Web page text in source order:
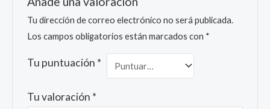
Tu dirección de correo electrónico no será publicada.
Los campos obligatorios están marcados con *
Tu puntuación *
Tu valoración *